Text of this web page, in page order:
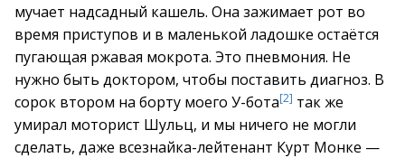
мучает надсадный кашель. Она зажимает рот во
время приступов и в маленькой ладошке остаётся
пугающая ржавая мокрота. Это пневмония. Не
нужно быть доктором, чтобы поставить диагноз. В
сорок втором на борту моего У-бота[2] так же
умирал моторист Шульц, и мы ничего не могли
сделать, даже всезнайка-лейтенант Курт Монке —